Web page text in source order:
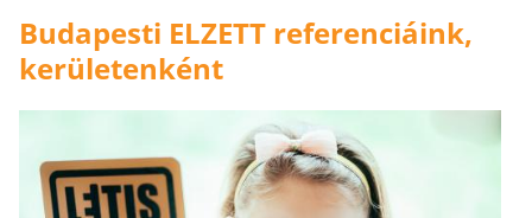
Budapesti ELZETT referenciáink,
kerületenként